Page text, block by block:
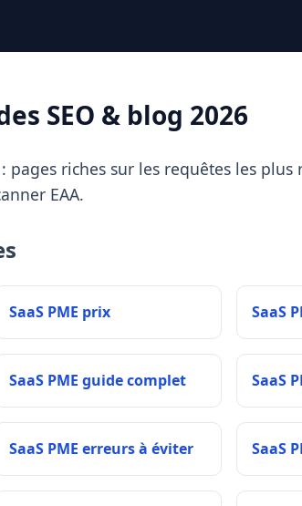
SEO & blog 2026
pages riches sur les requêtes les plus
EAA.
SaaS PME prix SaaS
SaaS PME guide complet SaaS
SaaS PME erreurs à éviter SaaS